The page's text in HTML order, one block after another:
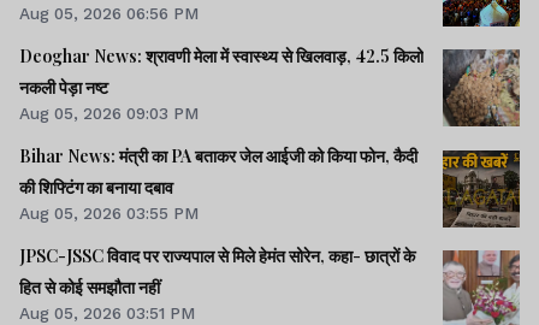
Aug 05, 2026 06:56 PM
Deoghar News: श्रावणी मेला में स्वास्थ्य से खिलवाड़, 42.5 किलो
नकली पेड़ा नष्ट
Aug 05, 2026 09:03 PM
Bihar News: मंत्री का PA बताकर जेल आईजी को किया फोन, कैदी
की शिफ्टिंग का बनाया दबाव
Aug 05, 2026 03:55 PM
JPSC-JSSC विवाद पर राज्यपाल से मिले हेमंत सोरेन, कहा- छात्रों के
हित से कोई समझौता नहीं
Aug 05, 2026 03:51 PM